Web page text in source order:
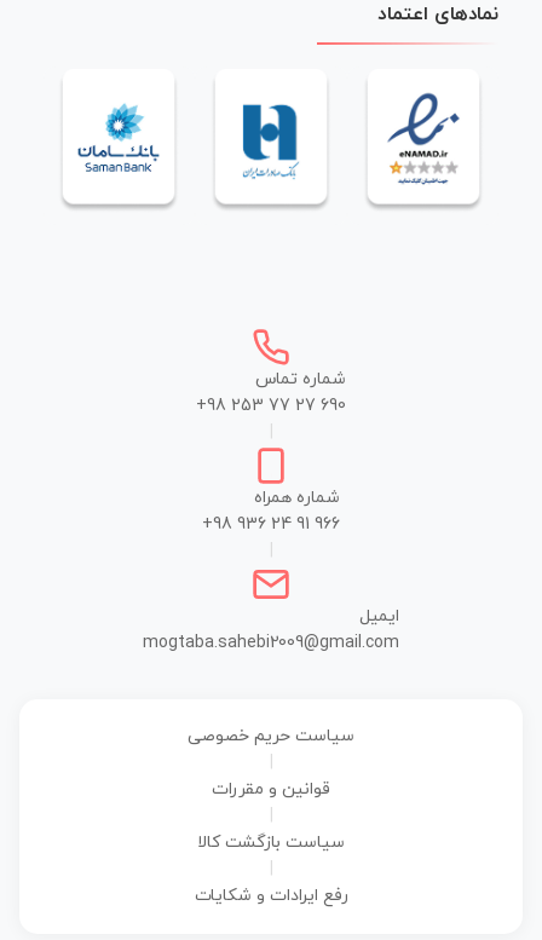
نمادهای اعتماد
شماره تماس
+98 253 77 27 690
شماره همراه
+98 936 24 91 966
ایمیل
mogtaba.sahebi2009@gmail.com
سیاست حریم خصوصی
قوانین و مقررات
سیاست بازگشت کالا
رفع ایرادات و شکایات